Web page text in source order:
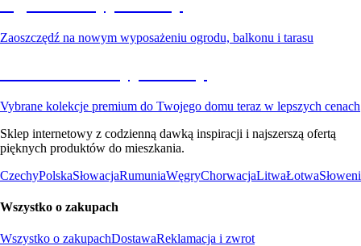
Zaoszczędź na nowym wyposażeniu ogrodu, balkonu i tarasu
Vybrane kolekcje premium do Twojego domu teraz w lepszych cenach
Sklep internetowy z codzienną dawką inspiracji i najszerszą ofertą
pięknych produktów do mieszkania.
CzechyPolskaSłowacjaRumuniaWęgryChorwacjaLitwaŁotwa
Wszystko o zakupach
Wszystko o zakupachDostawaReklamacja i zwrot